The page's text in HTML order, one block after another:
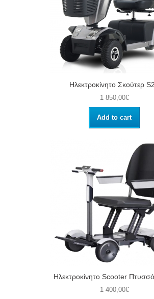
Ηλεκτροκίνητο Σκούτερ
1 850,00€
Add to cart
Ηλεκτροκίνητο Scooter
1 400,00€